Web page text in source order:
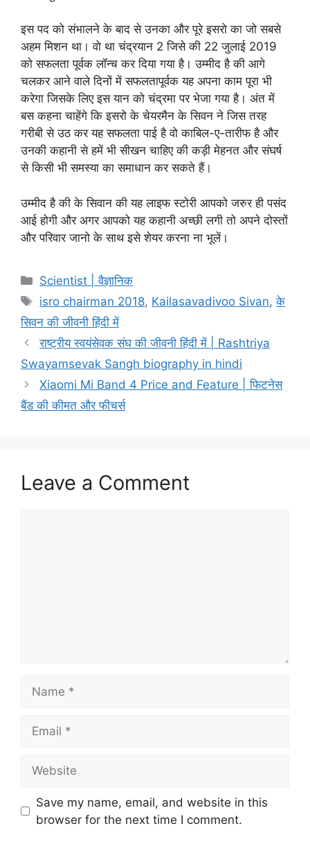
इस पद को संभालने के बाद से उनका और पूरे इसरो का जो सबसे
अहम मिशन था। वो था चंद्रयान 2 जिसे की 22 जुलाई 2019
को सफलता पूर्वक लॉन्च कर दिया गया है। उम्मीद है की आगे
चलकर आने वाले दिनों में सफलतापूर्वक यह अपना काम पूरा भी
करेगा जिसके लिए इस यान को चंद्रमा पर भेजा गया है। अंत में
बस कहना चाहेंगे कि इसरो के चेयरमैन के सिवन ने जिस तरह
गरीबी से उठ कर यह सफलता पाई है वो काबिल-ए-तारीफ है और
उनकी कहानी से हमें भी सीखन चाहिए की कड़ी मेहनत और संघर्ष
से किसी भी समस्या का समाधान कर सकते हैं।
उम्मीद है की के सिवान की यह लाइफ स्टोरी आपको जरुर ही पसंद
आई होगी और अगर आपको यह कहानी अच्छी लगी तो अपने दोस्तों
और परिवार जानो के साथ इसे शेयर करना ना भूलें।
Categories
Scientist | वैज्ञानिक
Tags
isro chairman 2018, Kailasavadivoo Sivan,के
सिवन की जीवनी हिंदी में
राष्ट्रीय स्वयंसेवक संघ की जीवनी हिंदी में | Rashtriya
Swayamsevak Sangh biography in hindi
Xiaomi Mi Band 4 Price and Feature | फिटनेस
बैंड की कीमत और फीचर्स
Leave a Comment
Save my name, email, and website in this
browser for the next time I comment.